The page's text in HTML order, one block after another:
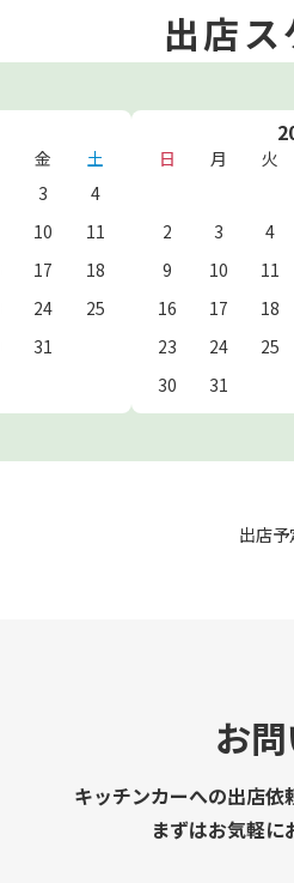
出店
金
土
3
4
10
11
17
18
24
25
31
日 月 火
2
3 4
9
10 11
16
17 18
23
24 25
30
31
出店
お
キッチンカーへの出店依
まずはお気軽に